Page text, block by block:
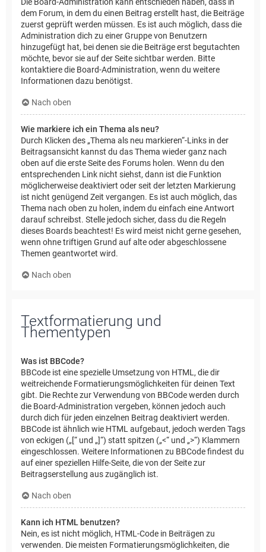
dem Forum, in dem du einen Beitrag erstellt hast, die Beiträge
zuerst geprüft werden müssen. Es ist auch möglich, dass die
Administration dich zu einer Gruppe von Benutzern
hinzugefügt hat, bei denen sie die Beiträge erst begutachten
möchte, bevor sie auf der Seite sichtbar werden. Bitte
kontaktiere die Board-Administration, wenn du weitere
Informationen dazu benötigst.
Nach oben
Wie markiere ich ein Thema als neu?
Durch Klicken des „Thema als neu markieren“-Links in der
Beitragsansicht kannst du das Thema wieder ganz nach
oben auf die erste Seite des Forums holen. Wenn du den
entsprechenden Link nicht siehst, dann ist die Funktion
möglicherweise deaktiviert oder seit der letzten Markierung
ist nicht genügend Zeit vergangen. Es ist auch möglich, das
Thema nach oben zu holen, indem du einfach eine Antwort
darauf schreibst. Stelle jedoch sicher, dass du die Regeln
dieses Boards beachtest! Es wird meist nicht gerne gesehen,
wenn ohne triftigen Grund auf alte oder abgeschlossene
Themen geantwortet wird.
Nach oben
Textformatierung und
Thementypen
Was ist BBCode?
BBCode ist eine spezielle Umsetzung von HTML, die dir
weitreichende Formatierungsmöglichkeiten für deinen Text
gibt. Die Rechte zur Verwendung von BBCode werden durch
die Board-Administration vergeben, können jedoch auch
durch dich für jeden einzelnen Beitrag deaktiviert werden.
BBCode ist ähnlich wie HTML aufgebaut, jedoch werden Tags
von eckigen („[“ und „]“) statt spitzen („<“ und „>“) Klammern
eingeschlossen. Weitere Informationen zu BBCode findest du
auf einer speziellen Hilfe-Seite, die von der Seite zur
Beitragserstellung aus zugänglich ist.
Nach oben
Kann ich HTML benutzen?
Nein, es ist nicht möglich, HTML-Code in Beiträgen zu
verwenden. Die meisten Formatierungsmöglichkeiten, die